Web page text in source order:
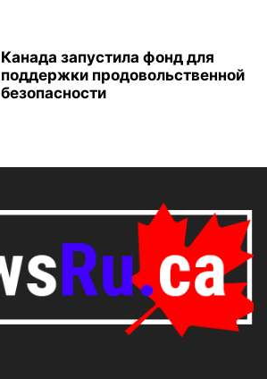
Канада запустила фонд для
поддержки продовольственной
безопасности